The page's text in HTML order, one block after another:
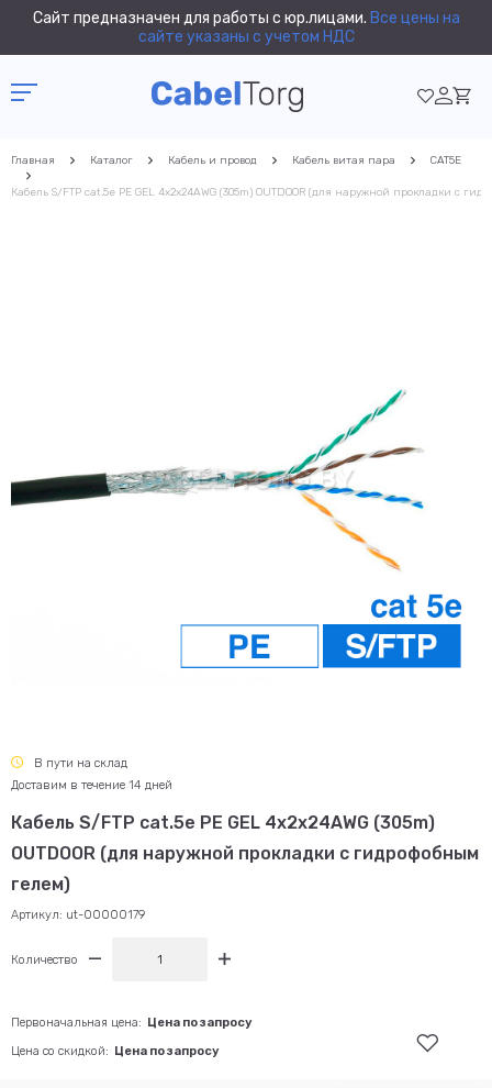
Сайт предназначен для работы с юр.лицами. Все цены на
сайте указаны с учетом НДС
Главная Каталог Кабель и провод Кабель витая пара CAT5E
Кабель S/FTP cat.5e PE GEL 4x2x24AWG (305m) OUTDOOR (для наружной прокладки с
Кабель S/FTP cat.5e PE GEL 4x2x24AWG (305m)
OUTDOOR (для наружной прокладки с гидрофобным
гелем)
Артикул: ut-00000179
В пути на склад
Доставим в течение 14 дней
Количество
Первоначальная цена: Цена по запросу
Цена со скидкой: Цена по запросу